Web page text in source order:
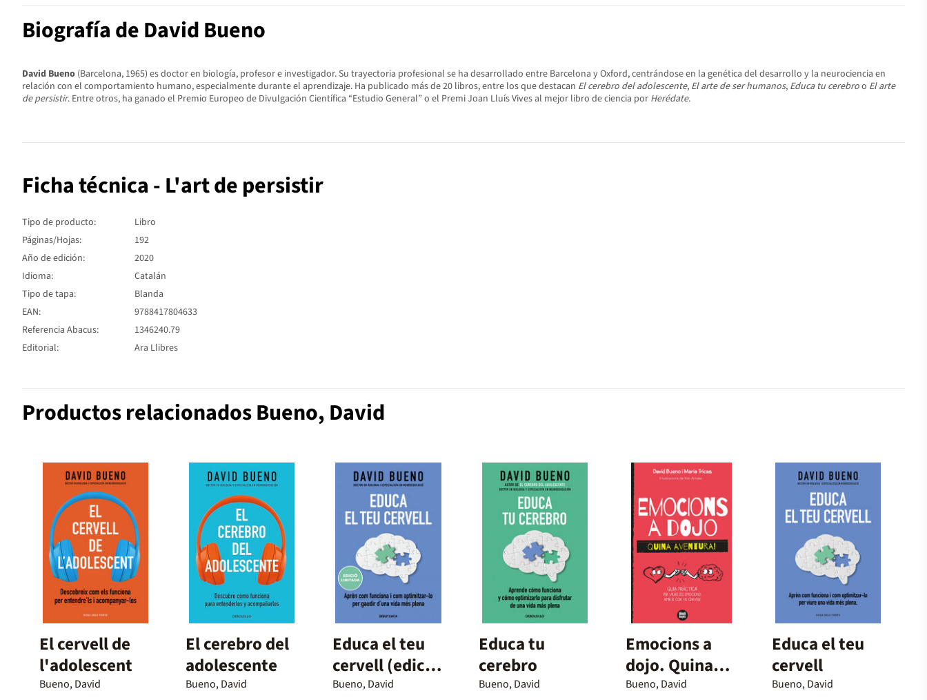
Biografía de David Bueno
David Bueno (Barcelona, 1965) es doctor en biología, profesor e investigador. Su trayectoria profesional se ha desarrollado entre Barcelona y Oxford, centrándose en la genética del desarrollo y la neurociencia en
relación con el comportamiento humano, especialmente durante el aprendizaje. Ha publicado más de 20 libros, entre los que destacan El cerebro del adolescente, El arte de ser humanos, Educa tu cerebroo El arte
de persistir. Entre otros, ha ganado el Premio Europeo de Divulgación Científica “Estudio General” o el Premi Joan Lluís Vives al mejor libro de ciencia por Herédate.
Ficha técnica - L'art de persistir
Tipo de producto:
Libro
Páginas/Hojas:
192
Año de edición:
2020
Idioma:
Catalán
Tipo de tapa:
Blanda
EAN:
9788417804633
Referencia Abacus:
1346240.79
Editorial:
Ara Llibres
Productos relacionados Bueno, David
El cervell de
l'adolescent
Bueno, David
El cerebro del
adolescente
Bueno, David
Educa el teu
cervell (edició
limitada)
Bueno, David
Educa tu
cerebro
Bueno, David
Emocions a
dojo. Quina
aventura!
Bueno, David
Educa el teu
cervell
Bueno, David